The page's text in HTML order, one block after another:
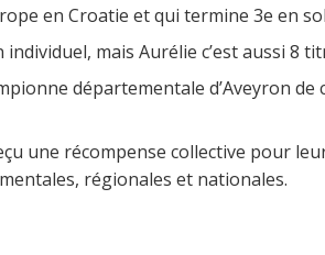
en Croatie et qui termine 3e en
mais Aurélie c’est aussi 8
départementale d’Aveyron de
une récompense collective pour
régionales et nationales.